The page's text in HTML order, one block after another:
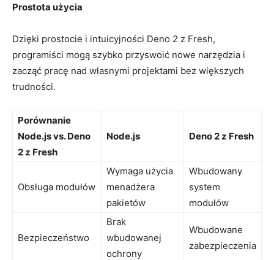
Prostota użycia
Dzięki prostocie i⁣ intuicyjności Deno 2 z Fresh,
programiści mogą⁣ szybko przyswoić nowe​ narzędzia‌ i‌
zacząć pracę nad⁢ własnymi projektami ⁤bez większych
trudności.
Porównanie‍
Node.js vs. Deno
2 z Fresh
Node.js Deno 2⁤ z Fresh
Obsługa modułów
Wymaga⁢ użycia
menadżera
pakietów
Wbudowany
‍system
⁤modułów
Bezpieczeństwo
Brak
wbudowanej
ochrony
Wbudowane
zabezpieczenia